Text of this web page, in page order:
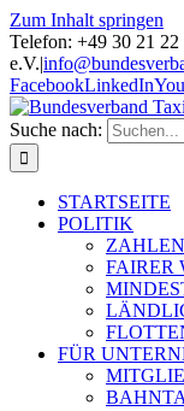
Zum Inhalt springen
Telefon: +49 30 21
e.V.|
FacebookLinkedIn
Suche nach:
STARTSEITE
POLITIK
FAIRER
FÜR